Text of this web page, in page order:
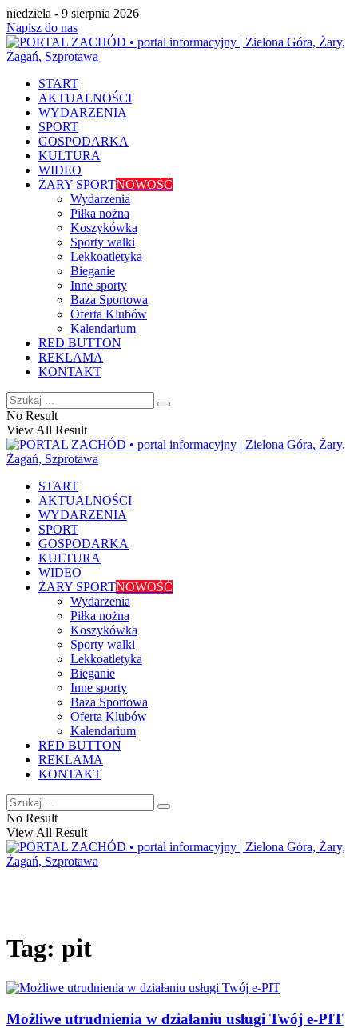
niedziela - 9 sierpnia 2026
Napisz do nas
START
AKTUALNOŚCI
WYDARZENIA
SPORT
GOSPODARKA
KULTURA
WIDEO
ŻARY SPORTNOWOŚĆ
Wydarzenia
Piłka nożna
Koszykówka
Sporty walki
Lekkoatletyka
Bieganie
Inne sporty
Baza Sportowa
Oferta Klubów
Kalendarium
RED BUTTON
REKLAMA
KONTAKT
No Result
View All Result
START
AKTUALNOŚCI
WYDARZENIA
SPORT
GOSPODARKA
KULTURA
WIDEO
ŻARY SPORTNOWOŚĆ
Wydarzenia
Piłka nożna
Koszykówka
Sporty walki
Lekkoatletyka
Bieganie
Inne sporty
Baza Sportowa
Oferta Klubów
Kalendarium
RED BUTTON
REKLAMA
KONTAKT
No Result
View All Result
Tag: pit
Możliwe utrudnienia w działaniu usługi Twój e-PIT